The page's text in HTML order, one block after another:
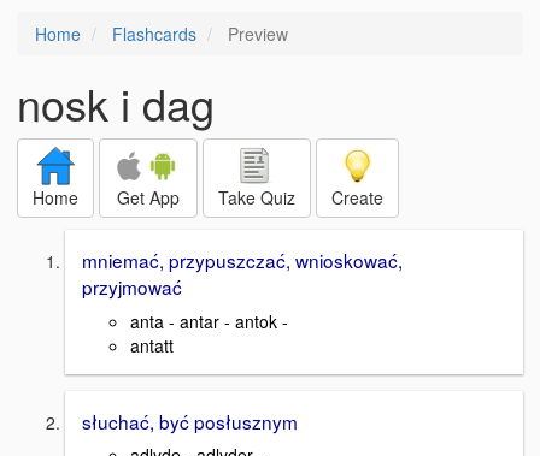
Home Flashcards Preview
nosk i dag
Home Get App Take Quiz Create
mniemać, przypuszczać, wnioskować,
przyjmować
anta - antar - antok -
antatt
słuchać, być posłusznym